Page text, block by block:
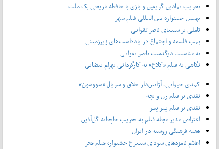
تخریب نمادین گریفین و بازی با حافظه تاریخی یک ملت
نهمین جشنواره بین المللی فیلم شهر
تاملی بر سینمای ناصر تقوایی
بمب فلسفه و اجتماع در یادداشت‌های زیرزمینی
به مناسبت درگذشت ناصر تقوایی
نگاهی به فیلم «کلاغ» به کارگردانی بهرام بیضایی
کمدی حیوانی، آژانس‌دار خلاق و سریال «سووشون»
نقدی بر فیلم زن و بچه
نقدی بر فیلم پیر پسر
اعتراض مدیر مجله فیلم به تخریب چاپخانه گل‌آذین
هفته فرهنگی روسیه در ایران
اعلام نامزدهای سودای سیمرغ جشنواره فیلم فجر